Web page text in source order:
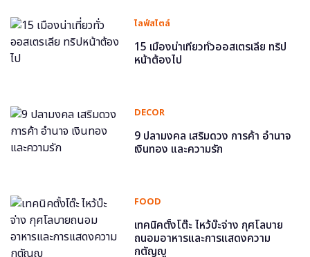
ไลฟ์สไตล์
15 เมืองน่าเที่ยวทั่วออสเตรเลีย ทริป
หน้าต้องไป
DECOR
9 ปลามงคล เสริมดวง การค้า อำนาจ
เงินทอง และความรัก
FOOD
เทคนิคตั้งโต๊ะ ไหว้บ๊ะจ่าง กุศโลบาย
ถนอมอาหารและการแสดงความ
กตัญญู